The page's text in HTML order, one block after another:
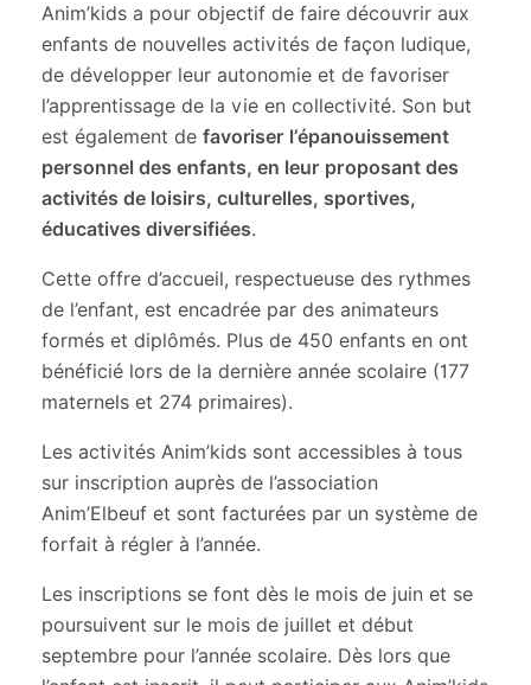
Anim’kids a pour objectif de faire découvrir aux
enfants de nouvelles activités de façon ludique,
de développer leur autonomie et de favoriser
l’apprentissage de la vie en collectivité. Son but
est également defavoriser l’épanouissement
personnel des enfants, en leur proposant des
activités de loisirs, culturelles, sportives,
éducatives diversifiées.
Cette offre d’accueil, respectueuse des rythmes
de l’enfant, est encadrée par des animateurs
formés et diplômés. Plus de 450 enfants en ont
bénéficié lors de la dernière année scolaire (177
maternels et 274 primaires).
Les activités Anim’kids sont accessibles à tous
sur inscription auprès de l’association
Anim’Elbeuf et sont facturées par un système de
forfait à régler à l’année.
Les inscriptions se font dès le mois de juin et se
poursuivent sur le mois de juillet et début
septembre pour l’année scolaire. Dès lors que